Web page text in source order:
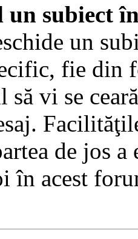
un subiect
un
fie din
să vi se
de jos
în acest